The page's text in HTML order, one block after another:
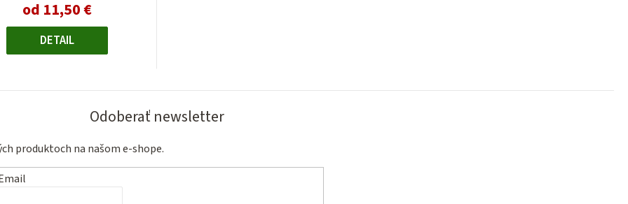
od 11,50 €
DETAIL
Odoberať newsletter
produktoch na našom e-shope.